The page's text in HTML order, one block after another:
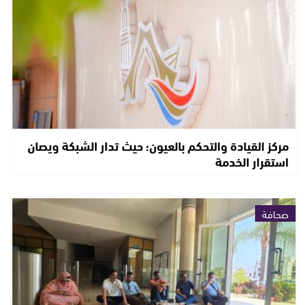
مركز القيادة والتحكم بالعيون؛ حيث تدار الشبكة ويصان
استقرار الخدمة
صحافة